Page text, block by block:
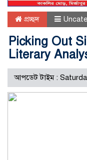
প্রচ্ছদ
Picking Out
Literary
আপডেট টাইম :